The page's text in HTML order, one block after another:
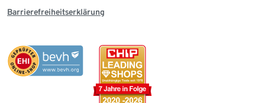
Barrierefreiheitserklärung